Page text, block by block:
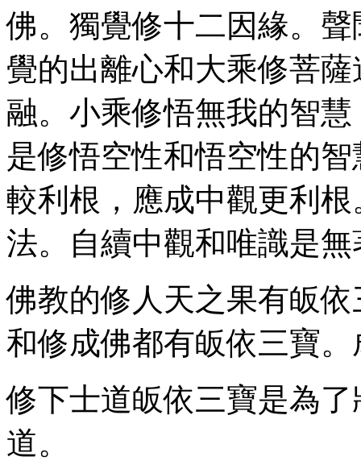
佛。獨覺修十二因緣。
覺的出離心和大乘修菩
融。小乘修悟無我的智
是修悟空性和悟空性的
較利根，應成中觀更利
法。自續中觀和唯識是
佛教的修人天之果有皈
和修成佛都有皈依三寶
修下士道皈依三寶是為
道。